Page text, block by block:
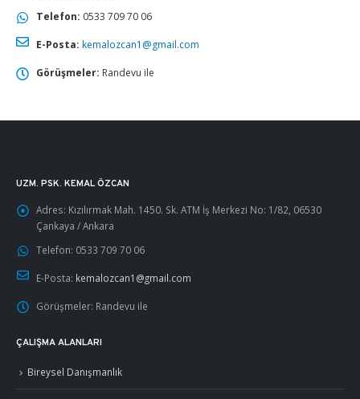
Telefon: 0533 709 70 06
E-Posta: kemalozcan1@gmail.com
Görüşmeler: Randevu ile
UZM. PSK. KEMAL ÖZCAN
Adres: Kızılırmak Mah. 1450. Sk. ATM İş Merkezi No: 1/82, 06530
Çankaya / Ankara
Telefon: 0533 709 70 06
E-Posta: kemalozcan1@gmail.com
Görüşmeler: Randevu ile
ÇALIŞMA ALANLARI
Bireysel Danışmanlık